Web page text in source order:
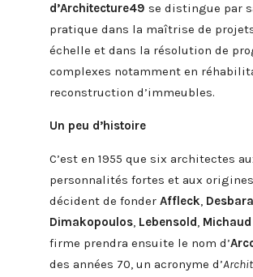
d’Architecture49 se distingue par
pratique dans la maîtrise de
échelle et dans la résolution de
complexes notamment en
reconstruction d’immeubles.
Un peu d’histoire
C’est en 1955 que six architectes
personnalités fortes et aux
décident de fonder Affleck,
Dimakopoulos, Lebensold, Michaud
firme prendra ensuite le nom d’
des années 70, un acronyme d’